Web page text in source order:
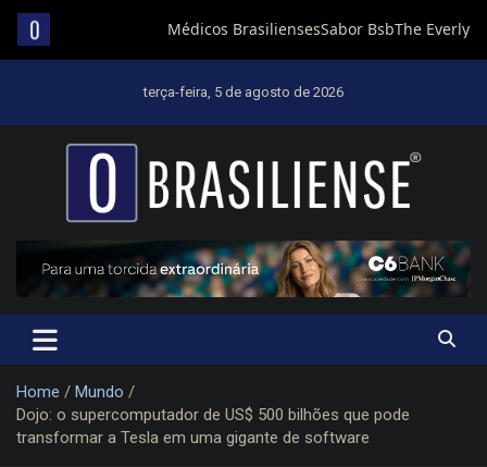
terça-feira, 5 de agosto de 2026
Um diário de notícias que trabalha por Brasília
Home
Mundo
Dojo: o supercomputador de US$ 500 bilhões que pode
transformar a Tesla em uma gigante de software